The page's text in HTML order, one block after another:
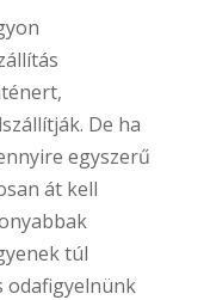
De ha
egyszerű
át kell
túl
odafigyelnünk